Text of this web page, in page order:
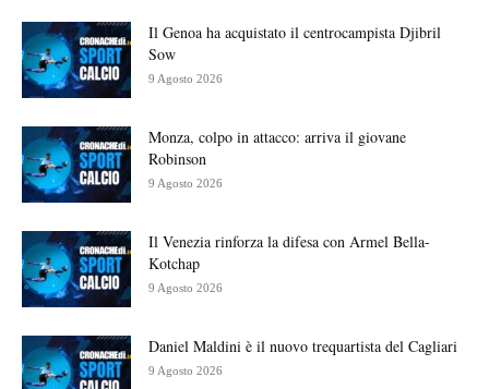
Il Genoa ha acquistato il centrocampista Djibril
Sow
9 Agosto 2026
Monza, colpo in attacco: arriva il giovane
Robinson
9 Agosto 2026
Il Venezia rinforza la difesa con Armel Bella-
Kotchap
9 Agosto 2026
Daniel Maldini è il nuovo trequartista del Cagliari
9 Agosto 2026